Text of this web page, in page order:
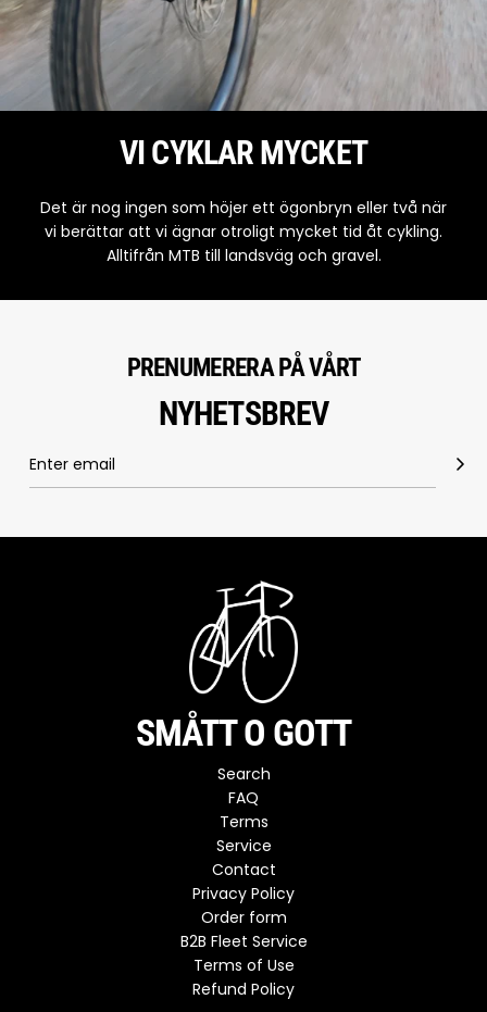
VI CYKLAR MYCKET
Det är nog ingen som höjer ett ögonbryn eller två när
vi berättar att vi ägnar otroligt mycket tid åt cykling.
Alltifrån MTB till landsväg och gravel.
PRENUMERERA PÅ VÅRT
NYHETSBREV
SMÅTT O GOTT
Search
FAQ
Terms
Service
Contact
Privacy Policy
Order form
B2B Fleet Service
Terms of Use
Refund Policy